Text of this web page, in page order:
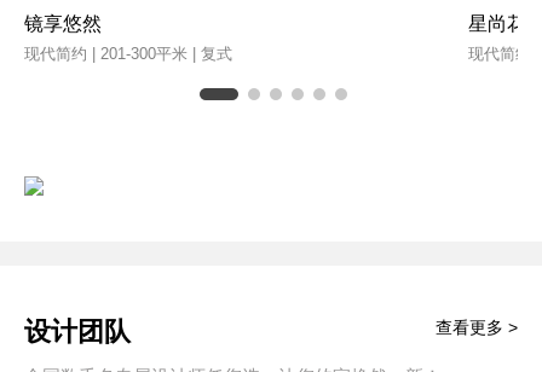
镜享悠然
现代简约 | 201-300平米 | 复式
星尚花
现代简约
设计团队 查看更多 >